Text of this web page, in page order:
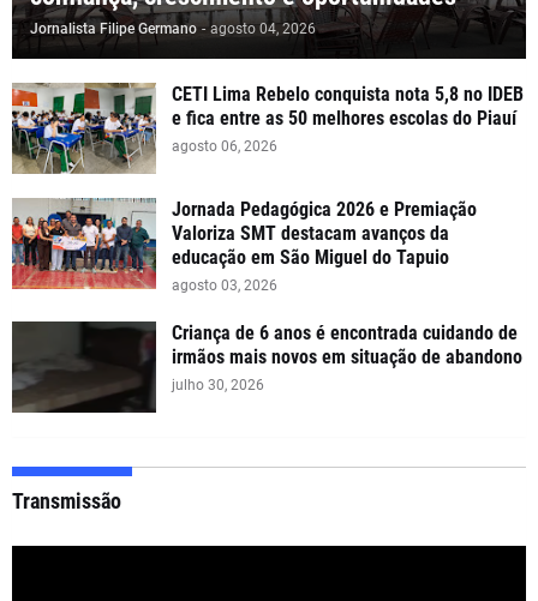
Jornalista Filipe Germano - agosto 04, 2026
CETI Lima Rebelo conquista nota 5,8 no IDEB
e fica entre as 50 melhores escolas do Piauí
agosto 06, 2026
Jornada Pedagógica 2026 e Premiação
Valoriza SMT destacam avanços da
educação em São Miguel do Tapuio
agosto 03, 2026
Criança de 6 anos é encontrada cuidando de
irmãos mais novos em situação de abandono
julho 30, 2026
Transmissão